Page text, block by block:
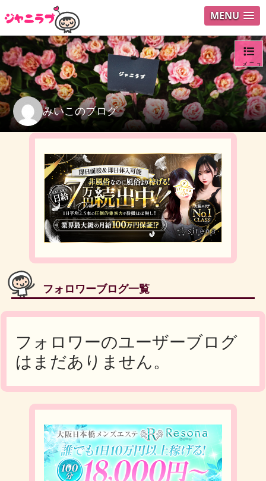
MENU
みいこのブログ
メニュ
ログイ
フォロワーブログ一覧
フォロワーのユーザーブログ
はまだありません。